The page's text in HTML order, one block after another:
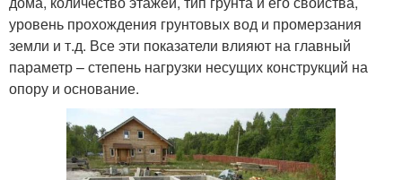
уровень прохождения грунтовых вод и промерзания
земли и т.д. Все эти показатели влияют на главный
параметр – степень нагрузки несущих конструкций на
опору и основание.